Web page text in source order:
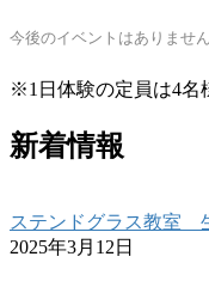
今後のイベントはありません
※1日体験の定員は4名
新着情報
ステンドグラス教室
2025年3月12日